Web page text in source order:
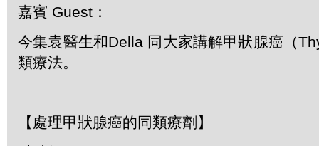
嘉賓 Guest：
今集袁醫生和Della 同大家講解甲狀腺癌（
類療法。
【處理甲狀腺癌的同類療劑】